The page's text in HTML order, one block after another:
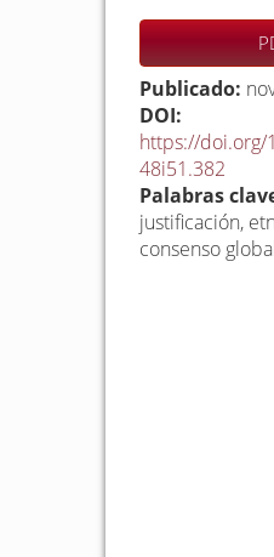
Barra
lateral
del
artículo
Publicado:
DOI:
https://doi.org/
48i51.382
Palabras
justificación,
consenso